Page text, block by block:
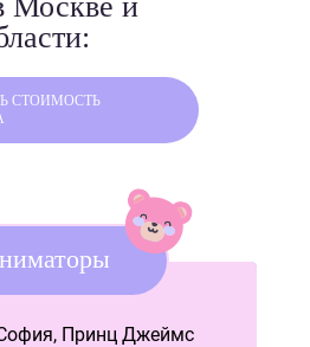
СТОИМОСТЬ
Принц Джеймс